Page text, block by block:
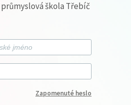
škola Třebíč
Zapomenuté heslo